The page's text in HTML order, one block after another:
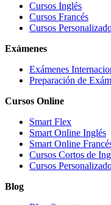
Cursos Inglés
Cursos Francés
Cursos
Exámenes
Exámenes
Preparación de
Cursos Online
Smart Flex
Smart Online Inglés
Smart Online
Cursos Cortos de
Cursos
Blog